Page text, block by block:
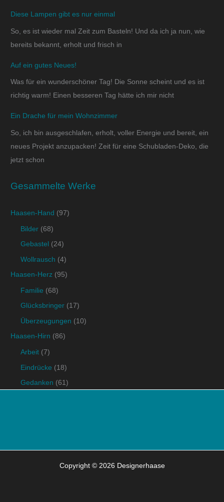
Diese Lampen gibt es nur einmal
So, es ist wieder mal Zeit zum Basteln! Und da ich ja nun, wie
bereits bekannt, erholt und frisch in
Auf ein gutes Neues!
Was für ein wunderschöner Tag! Die Sonne scheint und es ist
richtig warm! Einen besseren Tag hätte ich mir nicht
Ein Drache für mein Wohnzimmer
So, ich bin ausgeschlafen, erholt, voller Energie und bereit, ein
neues Projekt anzupacken! Zeit für eine Schubladen-Deko, die
jetzt schon
Gesammelte Werke
Haasen-Hand (97)
Bilder (68)
Gebastel (24)
Wollrausch (4)
Haasen-Herz (95)
Familie (68)
Glücksbringer (17)
Überzeugungen (10)
Haasen-Hirn (86)
Arbeit (7)
Eindrücke (18)
Gedanken (61)
Copyright © 2026 Designerhaase